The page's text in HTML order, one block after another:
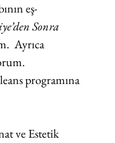
eş-
Sonra
Ayrıca
programına
ve Estetik